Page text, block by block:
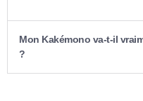
Mon Kakémono va-t-il
?